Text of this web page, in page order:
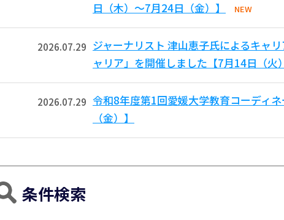
日（木）～7月24日（金）】
NEW
2026.07.29 ジャーナリスト 津山恵子氏によるキャ
ャリア」を開催しました【7月14日（火
2026.07.29 令和8年度第1回愛媛大学教育コーディ
（金）】
条件検索